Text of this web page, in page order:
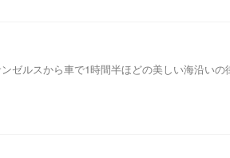
ゼルスから車で1時間半ほどの美しい海沿い